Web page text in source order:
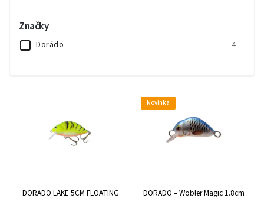
Značky
Dorádo 4
DORADO LAKE 5CM FLOATING
Novinka
DORADO – Wobler Magic 1.8cm